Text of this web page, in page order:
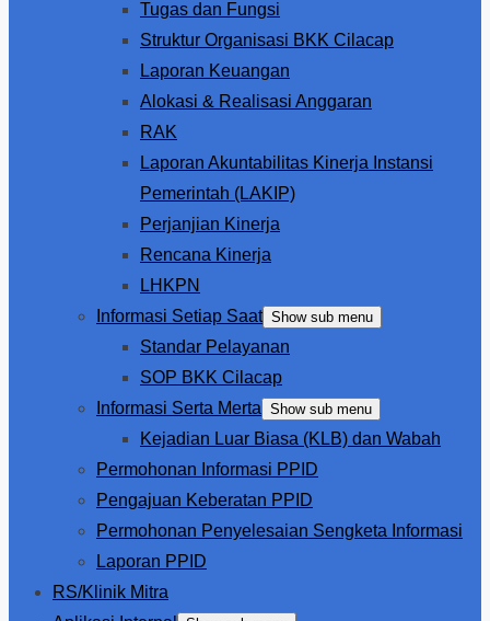
Tugas dan Fungsi
Struktur Organisasi BKK Cilacap
Laporan Keuangan
Alokasi & Realisasi Anggaran
RAK
Laporan Akuntabilitas Kinerja Instansi
Pemerintah (LAKIP)
Perjanjian Kinerja
Rencana Kinerja
LHKPN
Informasi Setiap Saat Show sub menu
Standar Pelayanan
SOP BKK Cilacap
Informasi Serta Merta Show sub menu
Kejadian Luar Biasa (KLB) dan Wabah
Permohonan Informasi PPID
Pengajuan Keberatan PPID
Permohonan Penyelesaian Sengketa Informasi
Laporan PPID
RS/Klinik Mitra